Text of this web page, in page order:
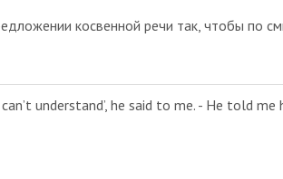
косвенной речи так, чтобы по
understand’, he said to me. - He told me